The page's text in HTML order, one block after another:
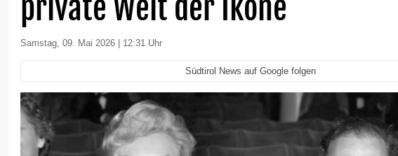
private Welt der Ikone
Samstag, 09. Mai 2026 | 12:31 Uhr
Südtirol News auf Google folgen